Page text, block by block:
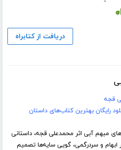
دریافت از کتابراه
قجه
رایگان بهترین کتاب‌های داستان
مبهم آبی اثر محمدعلی قجه، داستانی
و سردرگمی، گویی سایه‌ها تصمیم